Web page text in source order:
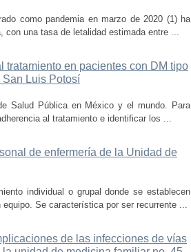
como pandemia en marzo de 2020 (1) ha
con una tasa de letalidad estimada entre ...
en pacientes con DM tipo
Luis Potosí
Salud Pública en México y el mundo. Para
al tratamiento e identificar los ...
de enfermería de la Unidad de
individual o grupal donde se establecen
Se característica por ser recurrente ...
de las infecciones de vías